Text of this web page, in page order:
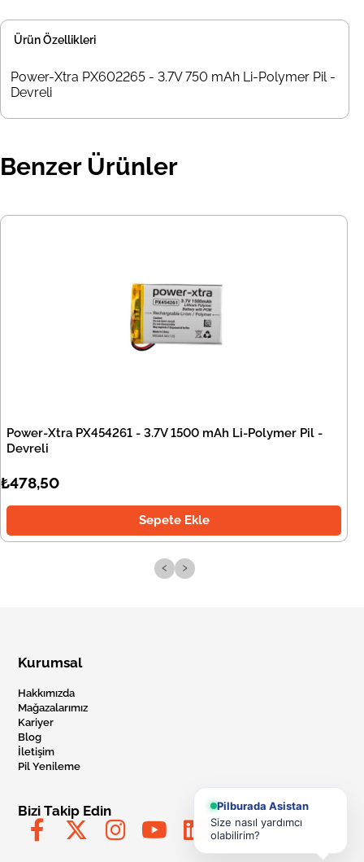
Ürün Özellikleri
Power-Xtra PX602265 - 3.7V 750 mAh Li-Polymer Pil -
Devreli
Benzer Ürünler
Power-Xtra PX454261 - 3.7V 1500 mAh Li-Polymer Pil -
Devreli
₺478,50
Sepete Ekle
‹ ›
Kurumsal
Hakkımızda
Mağazalarımız
Kariyer
Blog
İletişim
Pil Yenileme
Bizi Takip Edin
Pilburada Asistan
Size nasıl yardımcı
olabilirim?